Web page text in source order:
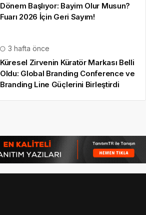
Dönem Başlıyor: Bayim Olur Musun?
Fuarı 2026 İçin Geri Sayım!
3 hafta önce
Küresel Zirvenin Küratör Markası Belli
Oldu: Global Branding Conference ve
Branding Line Güçlerini Birleştirdi